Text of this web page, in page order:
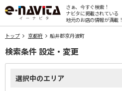
さぁ、今すぐ検索！
ナビタに掲載されている
地元のお店の情報が満載！
トップ 京都府 船井郡京丹波町
検索条件 設定・変更
選択中のエリア